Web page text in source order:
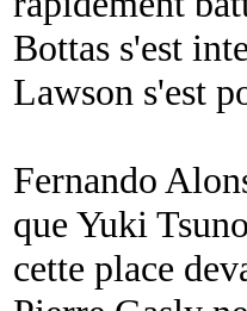
Bottas s'est
Lawson s'est
Fernando
que Yuki
cette place